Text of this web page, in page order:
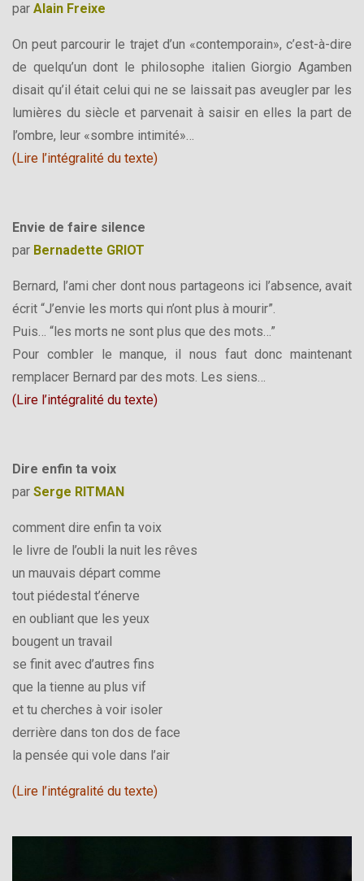
par Alain Freixe
On peut parcourir le trajet d’un «contemporain», c’est-à-dire
de quelqu’un dont le philosophe italien Giorgio Agamben
disait qu’il était celui qui ne se laissait pas aveugler par les
lumières du siècle et parvenait à saisir en elles la part de
l’ombre, leur «sombre intimité»…
(Lire l’intégralité du texte)
Envie de faire silence
par Bernadette GRIOT
Bernard, l’ami cher dont nous partageons ici l’absence, avait
écrit “J’envie les morts qui n’ont plus à mourir”.
Puis… “les morts ne sont plus que des mots…”
Pour combler le manque, il nous faut donc maintenant
remplacer Bernard par des mots. Les siens…
(Lire l’intégralité du texte)
Dire enfin ta voix
par Serge RITMAN
comment dire enfin ta voix
le livre de l’oubli la nuit les rêves
un mauvais départ comme
tout piédestal t’énerve
en oubliant que les yeux
bougent un travail
se finit avec d’autres fins
que la tienne au plus vif
et tu cherches à voir isoler
derrière dans ton dos de face
la pensée qui vole dans l’air
(Lire l’intégralité du texte)